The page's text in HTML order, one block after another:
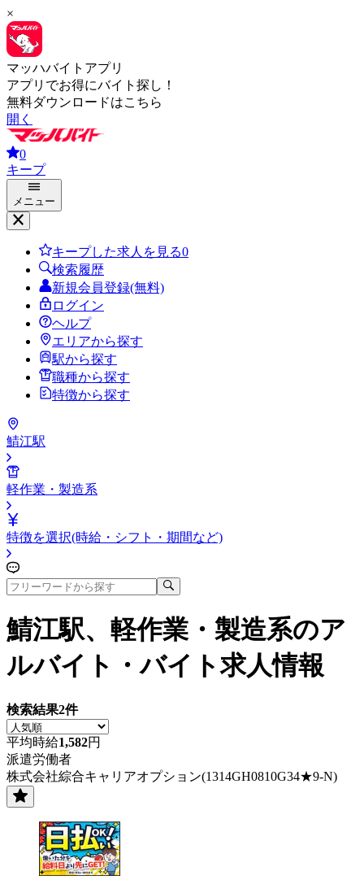
×
マッハバイトアプリ
アプリでお得にバイト探し！
無料ダウンロードはこちら
開く
0
キープ
メニュー
キープした求人を見る0
検索履歴
新規会員登録(無料)
ログイン
ヘルプ
エリアから探す
駅から探す
職種から探す
特徴から探す
鯖江駅
軽作業・製造系
特徴を選択(時給・シフト・期間など)
鯖江駅、軽作業・製造系のア
ルバイト・バイト求人情報
検索結果2件
平均時給1,582円
派遣労働者
株式会社綜合キャリアオプション(1314GH0810G34★9-N)